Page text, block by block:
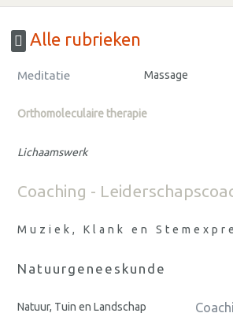
Alle rubrieken
Meditatie Massage
Orthomoleculaire therapie
Lichaamswerk
Coaching -
Muziek, Klank en
Natuurgeneeskunde
Natuur, Tuin en Landschap